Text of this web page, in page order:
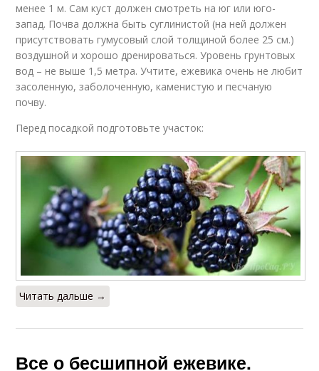
менее 1 м. Сам куст должен смотреть на юг или юго-
запад. Почва должна быть суглинистой (на ней должен
присутствовать гумусовый слой толщиной более 25 см.)
воздушной и хорошо дренироваться. Уровень грунтовых
вод – не выше 1,5 метра. Учтите, ежевика очень не любит
засоленную, заболоченную, каменистую и песчаную
почву.
Перед посадкой подготовьте участок:
Читать дальше →
Все о бесшипной ежевике.